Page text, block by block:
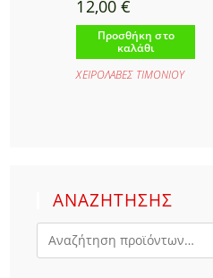
12,00€
Προσθήκη στο
καλάθι
ΧΕΙΡΟΛΑΒΕΣ ΤΙΜΟΝΙΟΥ
ΑΝΑΖΗΤΗΣΗΣ